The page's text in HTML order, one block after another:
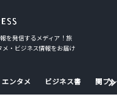
を発信するメディア！旅
・ビジネス情報をお届け
エンタメ ビジネス書 関プ